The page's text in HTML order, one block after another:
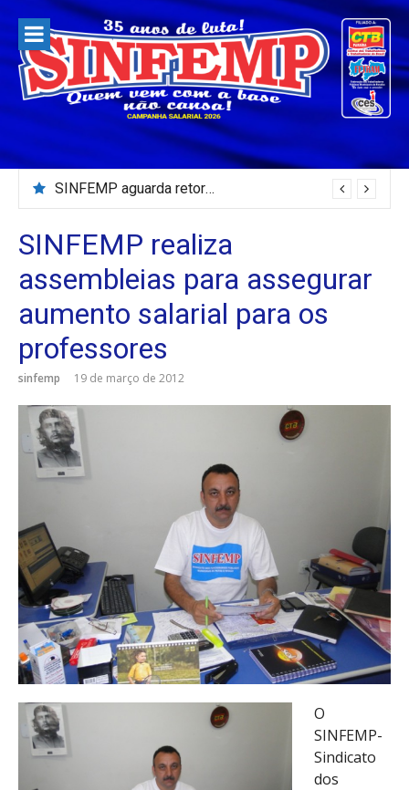
para
conteúdo
SINFEMP aguarda retorno as demandas dos servidores de Patos até dia 13 de agosto
SINFEMP realiza
assembleias para assegurar
aumento salarial para os
professores
sinfemp 19 de março de 2012
O
SINFEMP-
Sindicato
dos